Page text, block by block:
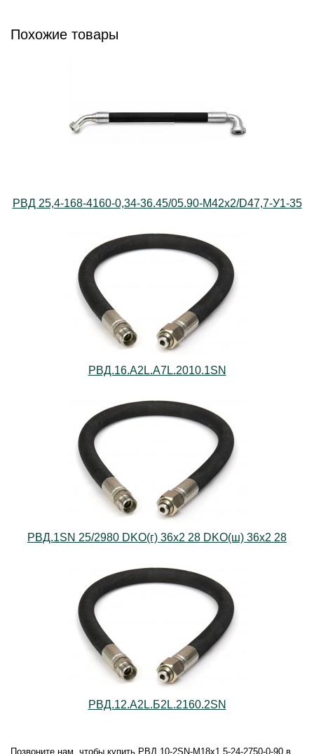
Похожие товары
РВД 25,4-168-4160-0,34-36.45/05.90-M42x2/D47,7-У1-35
РВД.16.А2L.А7L.2010.1SN
РВД.1SN 25/2980 DKO(г) 36х2 28 DKO(ш) 36х2 28
РВД.12.А2L.Б2L.2160.2SN
Позвоните нам, чтобы купить РВД 10-2SN-M18х1,5-24-2750-0-90 в